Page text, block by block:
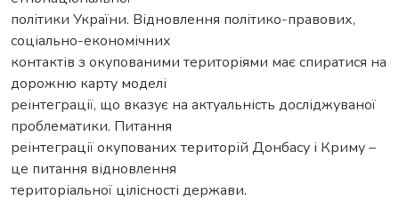
політики України. Відновлення політико-правових,
соціально-економічних
контактів з окупованими територіями має спиратися на
дорожню карту моделі
реінтеграції, що вказує на актуальність досліджуваної
проблематики. Питання
реінтеграції окупованих територій Донбасу і Криму –
це питання відновлення
територіальної цілісності держави.